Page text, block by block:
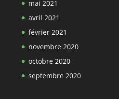
mai 2021
avril 2021
février 2021
novembre 2020
octobre 2020
septembre 2020